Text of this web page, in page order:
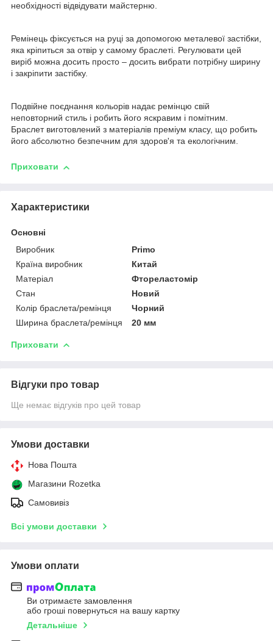
необхідності відвідувати майстерню.
Ремінець фіксується на руці за допомогою металевої застібки,
яка кріпиться за отвір у самому браслеті. Регулювати цей
виріб можна досить просто – досить вибрати потрібну ширину
і закріпити застібку.
Подвійне поєднання кольорів надає ремінцю свій
неповторний стиль і робить його яскравим і помітним.
Браслет виготовлений з матеріалів преміум класу, що робить
його абсолютно безпечним для здоров'я та екологічним.
Приховати
Характеристики
Основні
Виробник
Primo
Країна виробник
Китай
Матеріал
Фтореластомір
Стан
Новий
Колір браслета/ремінця
Чорний
Ширина браслета/ремінця
20 мм
Приховати
Відгуки про товар
Ще немає відгуків про цей товар
Умови доставки
Нова Пошта
Магазини Rozetka
Самовивіз
Всі умови доставки
Умови оплати
Ви отримаєте замовлення
або гроші повернуться на вашу картку
Детальніше